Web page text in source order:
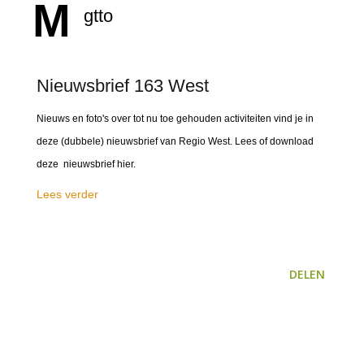
M gtto
Nieuwsbrief 163 West
Nieuws en foto's over tot nu toe gehouden activiteiten vind je in
deze (dubbele) nieuwsbrief van Regio West. Lees of download
deze nieuwsbrief hier.
Lees verder
DELEN